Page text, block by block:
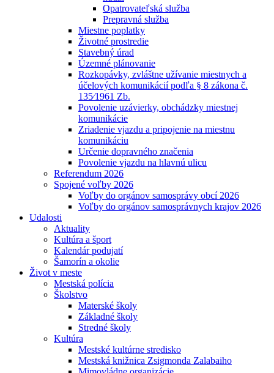
Opatrovateľská služba
Prepravná služba
Miestne poplatky
Životné prostredie
Stavebný úrad
Územné plánovanie
Rozkopávky, zvláštne užívanie miestnych a
účelových komunikácií podľa § 8 zákona č.
135⁄1961 Zb.
Povolenie uzávierky, obchádzky miestnej
komunikácie
Zriadenie vjazdu a pripojenie na miestnu
komunikáciu
Určenie dopravného značenia
Povolenie vjazdu na hlavnú ulicu
Referendum 2026
Spojené voľby 2026
Voľby do orgánov samosprávy obcí 2026
Voľby do orgánov samosprávnych krajov 2026
Udalosti
Aktuality
Kultúra a šport
Kalendár podujatí
Šamorín a okolie
Život v meste
Mestská polícia
Školstvo
Materské školy
Základné školy
Stredné školy
Kultúra
Mestské kultúrne stredisko
Mestská knižnica Zsigmonda Zalabaiho